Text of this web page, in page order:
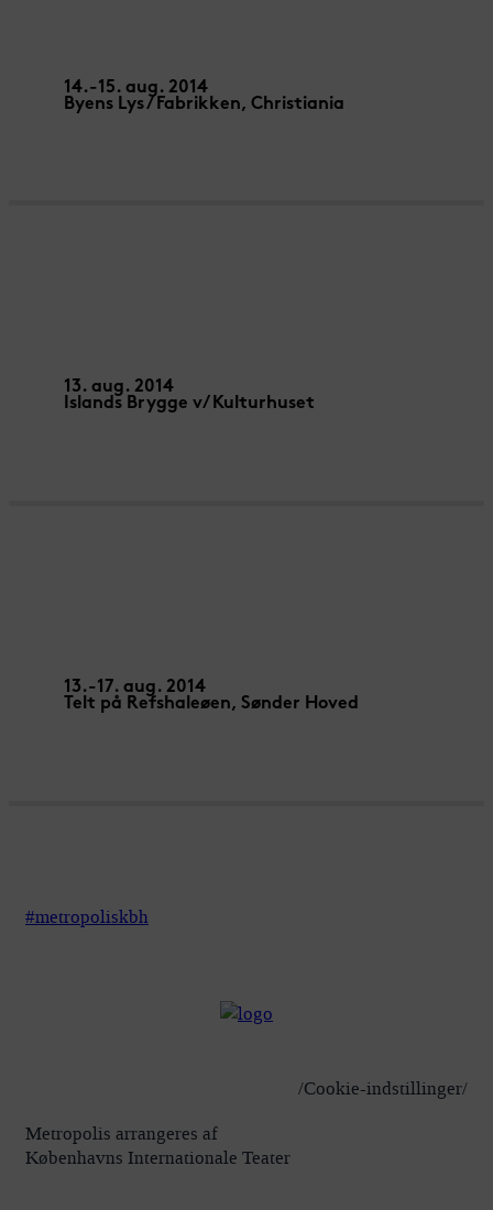
14.-15. aug. 2014
Byens Lys / Fabrikken, Christiania
13. aug. 2014
Islands Brygge v/ Kulturhuset
13.-17. aug. 2014
Telt på Refshaleøen, Sønder Hoved
#metropoliskbh
/Cookie-indstillinger/
Metropolis arrangeres af
Københavns Internationale Teater